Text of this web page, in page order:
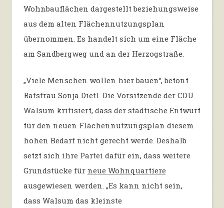
Wohnbauflächen dargestellt beziehungsweise
aus dem alten Flächennutzungsplan
übernommen. Es handelt sich um eine Fläche
am Sandbergweg und an der Herzogstraße.
„Viele Menschen wollen hier bauen“, betont
Ratsfrau Sonja Dietl. Die Vorsitzende der CDU
Walsum kritisiert, dass der städtische Entwurf
für den neuen Flächennutzungsplan diesem
hohen Bedarf nicht gerecht werde. Deshalb
setzt sich ihre Partei dafür ein, dass weitere
Grundstücke für neue Wohnquartiere
ausgewiesen werden. „Es kann nicht sein,
dass Walsum das kleinste